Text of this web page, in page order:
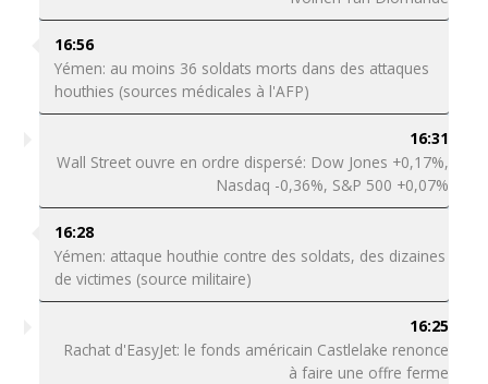
16:56
Yémen: au moins 36 soldats morts dans des attaques
houthies (sources médicales à l'AFP)
16:31
Wall Street ouvre en ordre dispersé: Dow Jones +0,17%,
Nasdaq -0,36%, S&P 500 +0,07%
16:28
Yémen: attaque houthie contre des soldats, des dizaines
de victimes (source militaire)
16:25
Rachat d'EasyJet: le fonds américain Castlelake renonce
à faire une offre ferme